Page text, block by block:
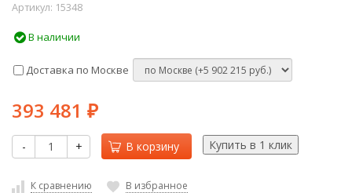
Артикул: 15348
В наличии
Доставка по Москве
393 481 ₽
- + В корзину
К сравнению В избранное